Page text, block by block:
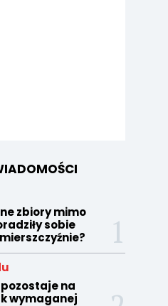
zbiory mimo
sobie
na
wymaganej